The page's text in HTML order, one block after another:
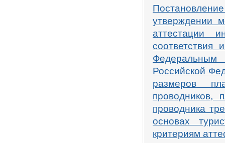
утверждении
аттестации
соответствия
Федеральным
Российской
размеров
проводников,
проводника
основах
критериям